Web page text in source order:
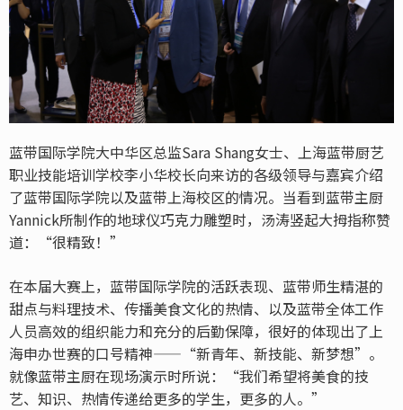
蓝带国际学院大中华区总监Sara Shang女士、上海蓝带厨艺
职业技能培训学校李小华校长向来访的各级领导与嘉宾介绍
了蓝带国际学院以及蓝带上海校区的情况。当看到蓝带主厨
Yannick所制作的地球仪巧克力雕塑时，汤涛竖起大拇指称赞
道：“很精致！”
在本届大赛上，蓝带国际学院的活跃表现、蓝带师生精湛的
甜点与料理技术、传播美食文化的热情、以及蓝带全体工作
人员高效的组织能力和充分的后勤保障，很好的体现出了上
海申办世赛的口号精神——“新青年、新技能、新梦想”。
就像蓝带主厨在现场演示时所说：“我们希望将美食的技
艺、知识、热情传递给更多的学生，更多的人。”